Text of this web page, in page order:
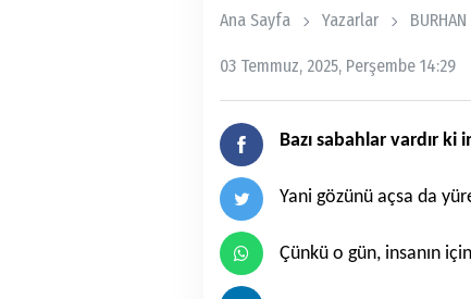
Ana Sayfa Yazarlar
03 Temmuz, 2025, Perşembe 14:29
Bazı sabahlar vardır
Yani gözünü açsa da
Çünkü o gün, insanın